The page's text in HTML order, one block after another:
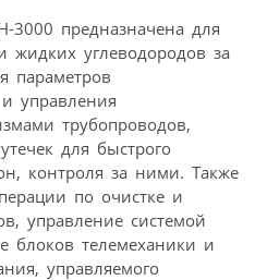
3000 предназначена для
жидких углеводородов за
параметров
управления
трубопроводов,
для быстрого
контроля за ними. Также
по очистке и
управление системой
блоков телемеханики и
управляемого